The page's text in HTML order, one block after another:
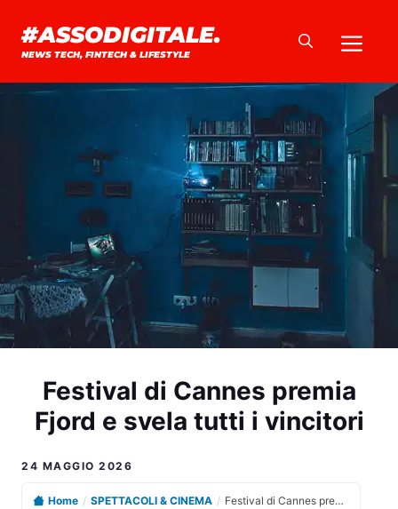
contenuto
#ASSODIGITALE.
NEWS TECH, FINTECH & LIFESTYLE
Festival di Cannes premia
Fjord e svela tutti i vincitori
24 MAGGIO 2026
Home / SPETTACOLI & CINEMA / Festival di Cannes premia Fjord e svela tutti i vincitori